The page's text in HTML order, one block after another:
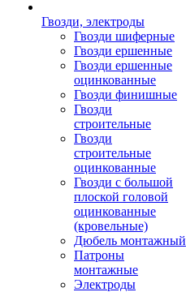
Гвозди, электроды
Гвозди шиферные
Гвозди ершенные
Гвозди ершенные
оцинкованные
Гвозди финишные
Гвозди
строительные
Гвозди
строительные
оцинкованные
Гвозди с большой
плоской головой
оцинкованные
(кровельные)
Дюбель монтажный
Патроны
монтажные
Электроды